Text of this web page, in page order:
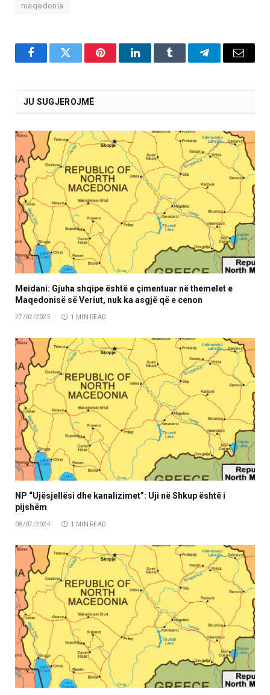
maqedonia
FacebookTwitter PinterestLinkedInTumblr TelegramEmail
JU SUGJEROJMË
Meidani: Gjuha shqipe është e çimentuar në themelet e
Maqedonisë së Veriut, nuk ka asgjë që e cenon
27/02/2025 1 MIN READ
NP “Ujësjellësi dhe kanalizimet”: Uji në Shkup është i
pijshëm
08/07/2024 1 MIN READ